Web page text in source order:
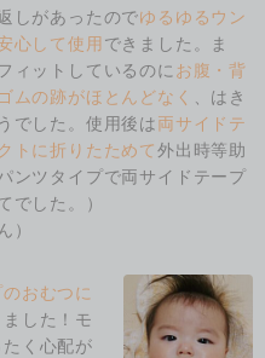
しがあったのでゆるゆるウン
心して使用できました。ま
ィットしているのに お腹・背
ムの跡がほとんどなく
、はき
でした。使用後は両サイドテ
トに折りたためて外出時等助
ンツタイプで両サイドテープ
でした。）
）
おむつに
した！モ
く心配が